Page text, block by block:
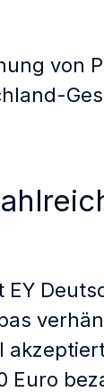
von
Euro